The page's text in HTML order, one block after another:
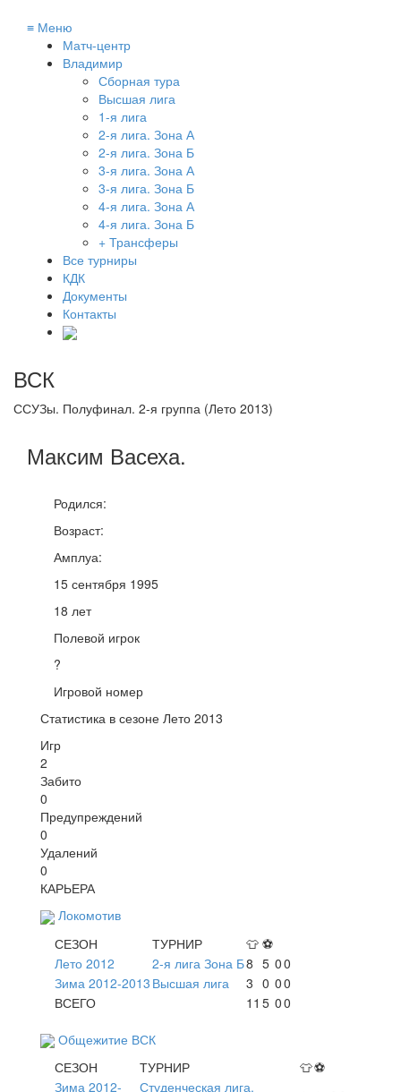
≡ Меню
Матч-центр
Владимир
Сборная тура
Высшая лига
1-я лига
2-я лига. Зона А
2-я лига. Зона Б
3-я лига. Зона А
3-я лига. Зона Б
4-я лига. Зона А
4-я лига. Зона Б
+ Трансферы
Все турниры
КДК
Документы
Контакты
ВСК
ССУЗы. Полуфинал. 2-я группа (Лето 2013)
Максим Васеха.
Родился:
Возраст:
Амплуа:
15 сентября 1995
18 лет
Полевой игрок
?
Игровой номер
Статистика в сезоне Лето 2013
Игр
2
Забито
0
Предупреждений
0
Удалений
0
КАРЬЕРА
Локомотив
СЕЗОН
ТУРНИР 👕 ⚽
Лето 2012
2-я лига Зона Б8 5 00
Зима 2012-2013 Высшая лига 3 0 00
ВСЕГО
11 5 00
Общежитие ВСК
СЕЗОН
ТУРНИР 👕⚽
Зима 2012-
Студенческая лига.